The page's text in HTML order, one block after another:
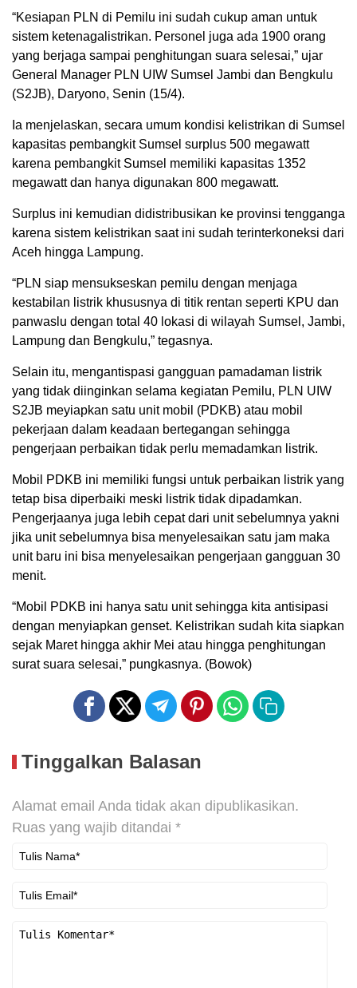
“Kesiapan PLN di Pemilu ini sudah cukup aman untuk
sistem ketenagalistrikan. Personel juga ada 1900 orang
yang berjaga sampai penghitungan suara selesai,” ujar
General Manager PLN UIW Sumsel Jambi dan Bengkulu
(S2JB), Daryono, Senin (15/4).
Ia menjelaskan, secara umum kondisi kelistrikan di Sumsel
kapasitas pembangkit Sumsel surplus 500 megawatt
karena pembangkit Sumsel memiliki kapasitas 1352
megawatt dan hanya digunakan 800 megawatt.
Surplus ini kemudian didistribusikan ke provinsi tengganga
karena sistem kelistrikan saat ini sudah terinterkoneksi dari
Aceh hingga Lampung.
“PLN siap mensukseskan pemilu dengan menjaga
kestabilan listrik khususnya di titik rentan seperti KPU dan
panwaslu dengan total 40 lokasi di wilayah Sumsel, Jambi,
Lampung dan Bengkulu,” tegasnya.
Selain itu, mengantispasi gangguan pamadaman listrik
yang tidak diinginkan selama kegiatan Pemilu, PLN UIW
S2JB meyiapkan satu unit mobil (PDKB) atau mobil
pekerjaan dalam keadaan bertegangan sehingga
pengerjaan perbaikan tidak perlu memadamkan listrik.
Mobil PDKB ini memiliki fungsi untuk perbaikan listrik yang
tetap bisa diperbaiki meski listrik tidak dipadamkan.
Pengerjaanya juga lebih cepat dari unit sebelumnya yakni
jika unit sebelumnya bisa menyelesaikan satu jam maka
unit baru ini bisa menyelesaikan pengerjaan gangguan 30
menit.
“Mobil PDKB ini hanya satu unit sehingga kita antisipasi
dengan menyiapkan genset. Kelistrikan sudah kita siapkan
sejak Maret hingga akhir Mei atau hingga penghitungan
surat suara selesai,” pungkasnya. (Bowok)
Tinggalkan Balasan
Alamat email Anda tidak akan dipublikasikan.
Ruas yang wajib ditandai *